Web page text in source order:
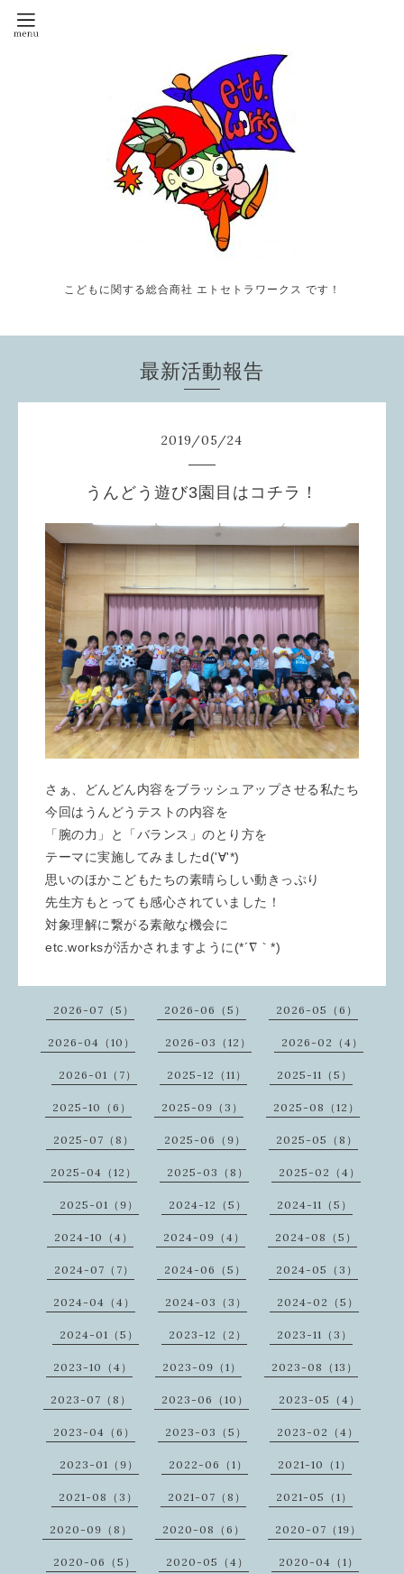
こどもに関する総合商社 エトセトラワークス です！
最新活動報告
2019/05/24
うんどう遊び3園目はコチラ！
さぁ、どんどん内容をブラッシュアップさせる私たち
今回はうんどうテストの内容を
「腕の力」と「バランス」のとり方を
テーマに実施してみましたd('∀'*)
思いのほかこどもたちの素晴らしい動きっぷり
先生方もとっても感心されていました！
対象理解に繋がる素敵な機会に
etc.worksが活かされますように(*´∇｀*)
2026-07（5） 2026-06（5） 2026-05（6）
2026-04（10） 2026-03（12） 2026-02（4）
2026-01（7） 2025-12（11） 2025-11（5）
2025-10（6） 2025-09（3） 2025-08（12）
2025-07（8） 2025-06（9） 2025-05（8）
2025-04（12） 2025-03（8） 2025-02（4）
2025-01（9） 2024-12（5） 2024-11（5）
2024-10（4） 2024-09（4） 2024-08（5）
2024-07（7） 2024-06（5） 2024-05（3）
2024-04（4） 2024-03（3） 2024-02（5）
2024-01（5） 2023-12（2） 2023-11（3）
2023-10（4） 2023-09（1） 2023-08（13）
2023-07（8） 2023-06（10） 2023-05（4）
2023-04（6） 2023-03（5） 2023-02（4）
2023-01（9） 2022-06（1） 2021-10（1）
2021-08（3） 2021-07（8） 2021-05（1）
2020-09（8） 2020-08（6） 2020-07（19）
2020-06（5） 2020-05（4） 2020-04（1）